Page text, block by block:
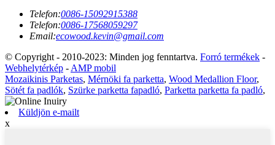
Telefon:0086-15092915388
Telefon:0086-17568059297
Email:ecowood.kevin@gmail.com
© Copyright - 2010-2023: Minden jog fenntartva. Forró termékek -
Webhelytérkép -AMP mobil
Mozaikinis Parketas, Mérnöki fa parketta, Wood Medallion Floor,
Sötét fa padlók, Szürke parketta fapadló, Parketta parketta fa padló,
Küldjön e-mailt
x